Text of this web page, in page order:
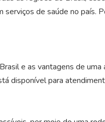
de saúde no país.
e as vantagens de uma
disponível para